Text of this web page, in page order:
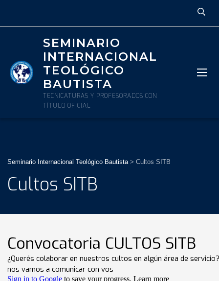
SEMINARIO
INTERNACIONAL
TEOLÓGICO
BAUTISTA
TECNICATURAS Y PROFESORADOS CON
TÍTULO OFICIAL
Seminario Internacional Teológico Bautista> Cultos SITB
Cultos SITB